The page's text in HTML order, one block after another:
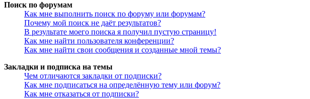
Поиск по форумам
Как мне выполнить поиск по форуму или форумам?
Почему мой поиск не даёт результатов?
В результате моего поиска я получил пустую страницу!
Как мне найти пользователя конференции?
Как мне найти свои сообщения и созданные мной темы?
Закладки и подписка на темы
Чем отличаются закладки от подписки?
Как мне подписаться на определённую тему или форум?
Как мне отказаться от подписки?